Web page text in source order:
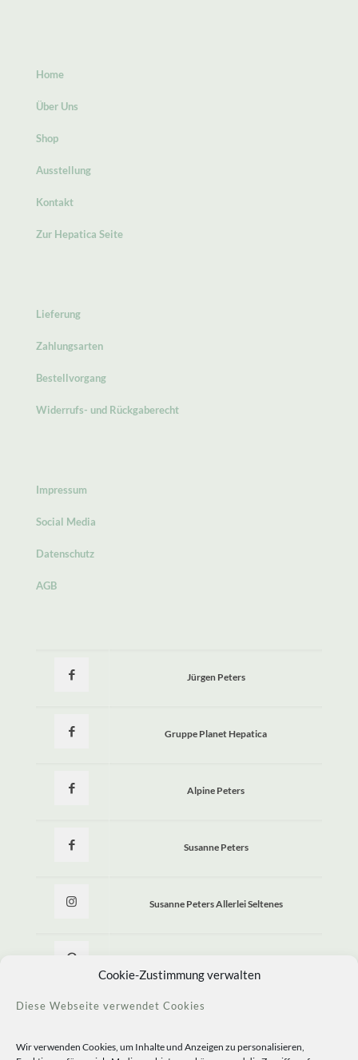
Cookie-Zustimmung verwalten
Diese Webseite verwendet Cookies
Wir verwenden Cookies, um Inhalte und Anzeigen zu personalisieren,
Home
Über Uns
Shop
Ausstellung
Kontakt
Zur Hepatica Seite
Lieferung
Zahlungsarten
Bestellvorgang
Widerrufs- und Rückgaberecht
Impressum
Social Media
Datenschutz
AGB
Jürgen Peters
Gruppe Planet Hepatica
Alpine Peters
Susanne Peters
Susanne Peters Allerlei Seltenes